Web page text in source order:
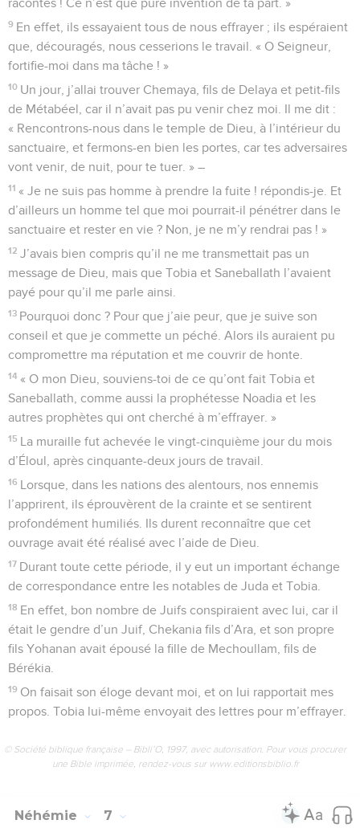
racontes ! Ce n’est que pure invention de ta part. »
9 En effet, ils essayaient tous de nous effrayer ; ils espéraient
que, découragés, nous cesserions le travail. « O Seigneur,
fortifie-moi dans ma tâche ! »
10 Un jour, j’allai trouver Chemaya, fils de Delaya et petit-fils
de Métabéel, car il n’avait pas pu venir chez moi. Il me dit :
« Rencontrons-nous dans le temple de Dieu, à l’intérieur du
sanctuaire, et fermons-en bien les portes, car tes adversaires
vont venir, de nuit, pour te tuer. » –
11 « Je ne suis pas homme à prendre la fuite ! répondis-je. Et
d’ailleurs un homme tel que moi pourrait-il pénétrer dans le
sanctuaire et rester en vie ? Non, je ne m’y rendrai pas ! »
12 J’avais bien compris qu’il ne me transmettait pas un
message de Dieu, mais que Tobia et Saneballath l’avaient
payé pour qu’il me parle ainsi.
13 Pourquoi donc ? Pour que j’aie peur, que je suive son
conseil et que je commette un péché. Alors ils auraient pu
compromettre ma réputation et me couvrir de honte.
14 « O mon Dieu, souviens-toi de ce qu’ont fait Tobia et
Saneballath, comme aussi la prophétesse Noadia et les
autres prophètes qui ont cherché à m’effrayer. »
15 La muraille fut achevée le vingt-cinquième jour du mois
d’Éloul, après cinquante-deux jours de travail.
16 Lorsque, dans les nations des alentours, nos ennemis
l’apprirent, ils éprouvèrent de la crainte et se sentirent
profondément humiliés. Ils durent reconnaître que cet
ouvrage avait été réalisé avec l’aide de Dieu.
17 Durant toute cette période, il y eut un important échange
de correspondance entre les notables de Juda et Tobia.
18 En effet, bon nombre de Juifs conspiraient avec lui, car il
était le gendre d’un Juif, Chekania fils d’Ara, et son propre
fils Yohanan avait épousé la fille de Mechoullam, fils de
Bérékia.
19 On faisait son éloge devant moi, et on lui rapportait mes
propos. Tobia lui-même envoyait des lettres pour m’effrayer.
© Société biblique française – Bibli’O, 1997, avec autorisation. Pour vous procurer
une Bible imprimée, rendez-vous sur www.editionsbiblio.fr
Néhémie 7